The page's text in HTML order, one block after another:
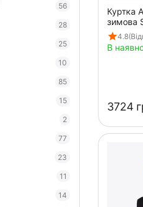
Куртка
зимова
4.8
В
‍3724‍
56
28
25
10
85
15
2
77
23
11
14